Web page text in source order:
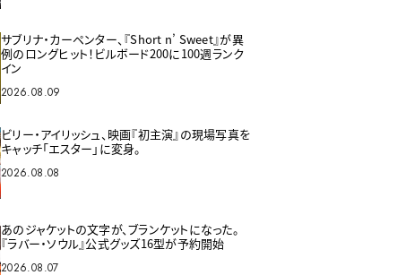
サブリナ・カーペンター、『Short n’ Sweet』が異
例のロングヒット！ビルボード200に100週ランク
イン
2026.08.09
ビリー・アイリッシュ、映画『初主演』の現場写真を
キャッチ「エスター」に変身。
2026.08.08
あのジャケットの文字が、ブランケットになった。
『ラバー・ソウル』公式グッズ16型が予約開始
2026.08.07